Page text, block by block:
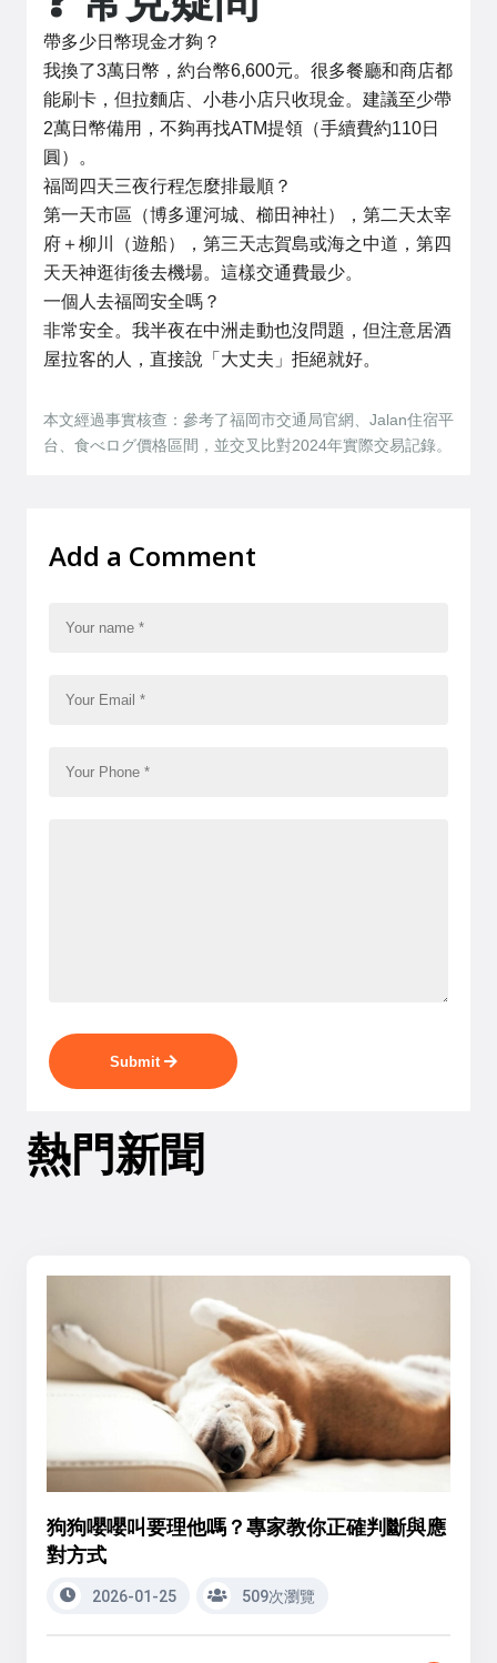
帶多少日幣現金才夠？
我換了3萬日幣，約台幣6,600元。很多餐廳和商店都
能刷卡，但拉麵店、小巷小店只收現金。建議至少帶
2萬日幣備用，不夠再找ATM提領（手續費約110日
圓）。
福岡四天三夜行程怎麼排最順？
第一天市區（博多運河城、櫛田神社），第二天太宰
府＋柳川（遊船），第三天志賀島或海之中道，第四
天天神逛街後去機場。這樣交通費最少。
一個人去福岡安全嗎？
非常安全。我半夜在中洲走動也沒問題，但注意居酒
屋拉客的人，直接說「大丈夫」拒絕就好。
本文經過事實核查：參考了福岡市交通局官網、Jalan住宿平
台、食べログ價格區間，並交叉比對2024年實際交易記錄。
Add a Comment
Submit
熱門新聞
狗狗嚶嚶叫要理他嗎？專家教你正確判斷與應
對方式
2026-01-25 509次瀏覽